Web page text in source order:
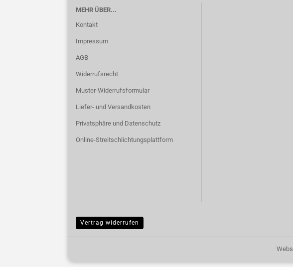
MEHR ÜBER...
Kontakt
Impressum
AGB
Widerrufsrecht
Muster-Widerrufsformular
Liefer- und Versandkosten
Privatsphäre und Datenschutz
Online-Streitschlichtungsplattform
Vertrag widerrufen